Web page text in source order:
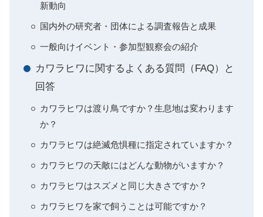
新動向
国内外の研究者・団体による調査報告と成果
一般向けイベント・参加型観察会の紹介
カワラヒワに関するよくある質問（FAQ）と
回答
カワラヒワは渡り鳥ですか？生息地は変わります
か？
カワラヒワは絶滅危惧種に指定されていますか？
カワラヒワの天敵にはどんな動物がいますか？
カワラヒワはスズメと同じ大きさですか？
カワラヒワを家で飼うことは可能ですか？